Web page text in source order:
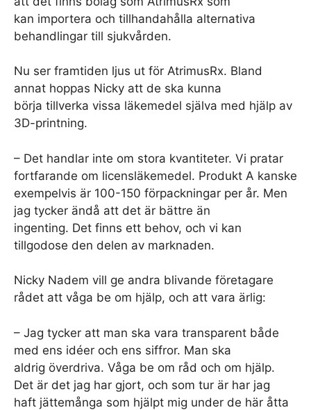
kan importera och tillhandahålla alternativa
behandlingar till sjukvården.
Nu ser framtiden ljus ut för AtrimusRx. Bland
annat hoppas Nicky att de ska kunna
börja tillverka vissa läkemedel själva med hjälp av
3D-printning.
– Det handlar inte om stora kvantiteter. Vi pratar
fortfarande om licensläkemedel. Produkt A kanske
exempelvis är 100-150 förpackningar per år. Men
jag tycker ändå att det är bättre än
ingenting. Det finns ett behov, och vi kan
tillgodose den delen av marknaden.
Nicky Nadem vill ge andra blivande företagare
rådet att våga be om hjälp, och att vara ärlig:
– Jag tycker att man ska vara transparent både
med ens idéer och ens siffror. Man ska
aldrig överdriva. Våga be om råd och om hjälp.
Det är det jag har gjort, och som tur är har jag
haft jättemånga som hjälpt mig under de här åtta